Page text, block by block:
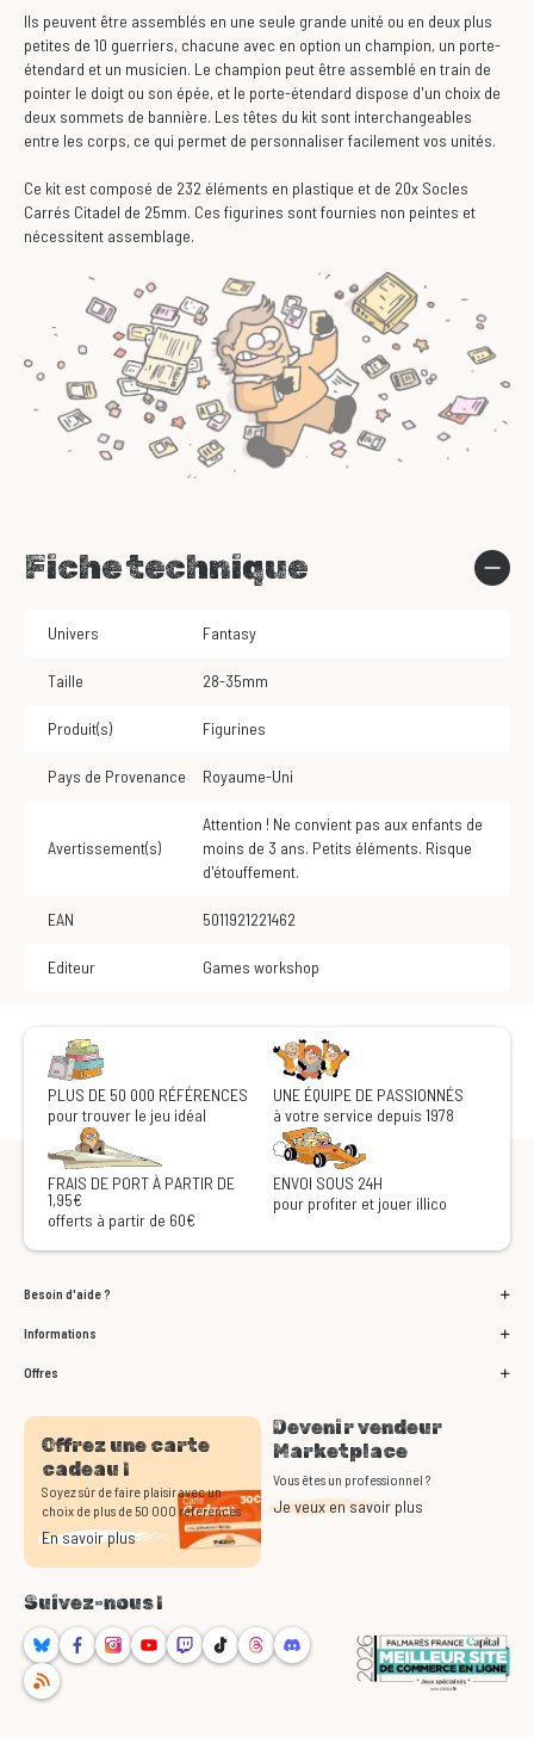
Ils peuvent être assemblés en une seule grande unité ou en deux plus
petites de 10 guerriers, chacune avec en option un champion, un porte-
étendard et un musicien. Le champion peut être assemblé en train de
pointer le doigt ou son épée, et le porte-étendard dispose d'un choix de
deux sommets de bannière. Les têtes du kit sont interchangeables
entre les corps, ce qui permet de personnaliser facilement vos unités.
Ce kit est composé de 232 éléments en plastique et de 20x Socles
Carrés Citadel de 25mm. Ces figurines sont fournies non peintes et
nécessitent assemblage.
Fiche technique
Univers Fantasy
Taille 28-35mm
Produit(s) Figurines
Pays de Provenance Royaume-Uni
Avertissement(s)
Attention ! Ne convient pas aux enfants de
moins de 3 ans. Petits éléments. Risque
d'étouffement.
EAN 5011921221462
Editeur Games workshop
PLUS DE 50 000 RÉFÉRENCES
pour trouver le jeu idéal
UNE ÉQUIPE DE PASSIONNÉS
à votre service depuis 1978
FRAIS DE PORT À PARTIR DE
1,95€
offerts à partir de 60€
ENVOI SOUS 24H
pour profiter et jouer illico
Besoin d'aide ?
Informations
Offres
Offrez une carte
cadeau !
Soyez sûr de faire plaisir avec un
choix de plus de 50 000 références
En savoir plus
Devenir vendeur
Marketplace
Vous êtes un professionnel ?
Je veux en savoir plus
Suivez-nous !
BlueskyFacebookInstagram
YoutubeTwitchTikTokThreadsDiscord
RSS